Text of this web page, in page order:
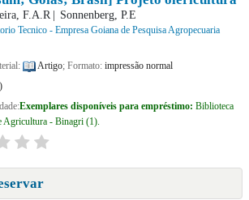
F.A.R Sonnenberg, P.E
Tecnico - Empresa Goiana de Pesquisa Agropecuaria
Artigo; Formato: impressão normal
Exemplares disponíveis para empréstimo: Biblioteca
Agricultura - Binagri(1).